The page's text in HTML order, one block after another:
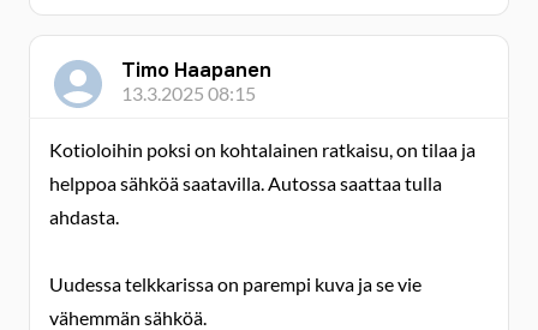
Timo Haapanen
13.3.2025 08:15
Kotioloihin poksi on kohtalainen ratkaisu, on tilaa ja
helppoa sähköä saatavilla. Autossa saattaa tulla
ahdasta.
Uudessa telkkarissa on parempi kuva ja se vie
vähemmän sähköä.